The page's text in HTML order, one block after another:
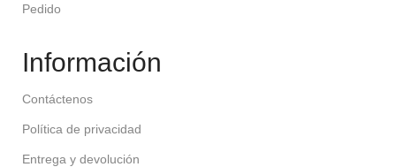
Pedido
Información
Contáctenos
Política de privacidad
Entrega y devolución